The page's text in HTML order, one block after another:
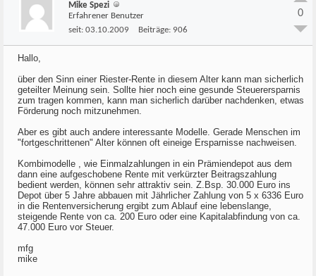
Mike Spezi
Erfahrener Benutzer
seit: 03.10.2009 Beiträge: 906
0
Hallo,
über den Sinn einer Riester-Rente in diesem Alter kann man sicherlich
geteilter Meinung sein. Sollte hier noch eine gesunde Steuerersparnis
zum tragen kommen, kann man sicherlich darüber nachdenken, etwas
Förderung noch mitzunehmen.
Aber es gibt auch andere interessante Modelle. Gerade Menschen im
"fortgeschrittenen" Alter können oft eineige Ersparnisse nachweisen.
Kombimodelle , wie Einmalzahlungen in ein Prämiendepot aus dem
dann eine aufgeschobene Rente mit verkürzter Beitragszahlung
bedient werden, können sehr attraktiv sein. Z.Bsp. 30.000 Euro ins
Depot über 5 Jahre abbauen mit Jährlicher Zahlung von 5 x 6336 Euro
in die Rentenversicherung ergibt zum Ablauf eine lebenslange,
steigende Rente von ca. 200 Euro oder eine Kapitalabfindung von ca.
47.000 Euro vor Steuer.
mfg
mike